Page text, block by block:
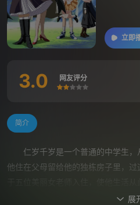
立即
3.0 网友评分
很差较差还行
推荐
力荐
简介
仁岁千岁是一个普通的中学生，
他住在父母留给他的独栋房子里，
女老师的性格各异，还有很多奇怪
 展